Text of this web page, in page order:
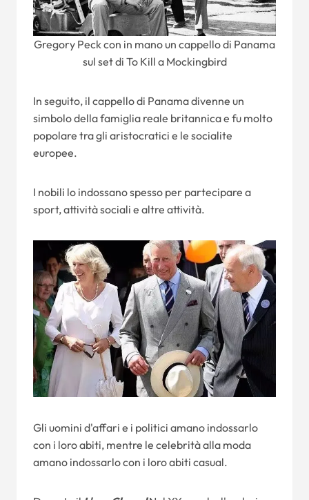
Gregory Peck con in mano un cappello di Panama
sul set di To Kill a Mockingbird
In seguito, il cappello di Panama divenne un
simbolo della famiglia reale britannica e fu molto
popolare tra gli aristocratici e le socialite
europee.
I nobili lo indossano spesso per partecipare a
sport, attività sociali e altre attività.
Gli uomini d'affari e i politici amano indossarlo
con i loro abiti, mentre le celebrità alla moda
amano indossarlo con i loro abiti casual.